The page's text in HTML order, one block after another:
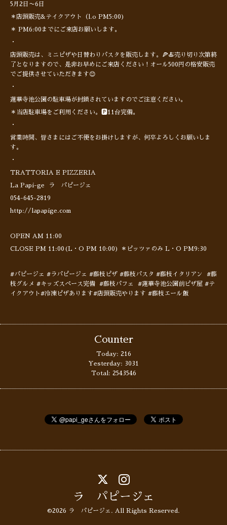
5月2日〜6日
＊店頭販売&テイクアウト（l.o PM5:00)
＊ PM6:00までにご来店お願いします。
・
店頭販売は、ミニピザや日替わりパスタを販売します。🍕🍝売り切り次第終
了となりますので、是非お早めにご来店ください！オール500円の格安販売
でご提供させていただきます😊
・
蓮華寺池公園の駐車場が封鎖されていますのでご注意ください。
＊当店駐車場をご利用ください。🅿️11台完備。
・
営業時間、皆さまにはご不便をお掛けしますが、何卒よろしくお願いしま
す。
・
TRATTORIA E PIZZERIA
La Papi-ge ラ パピージェ
054-645-2819
http://lapapige.com
OPEN AM 11:00
CLOSE PM 11:00(L・O PM 10:00) ＊ピッツァのみ L・O PM9:30
#パピージェ #ラパピージェ #藤枝ピザ #藤枝パスタ #藤枝イタリアン #藤
枝グルメ #キッズスペース完備 #藤枝パフェ #蓮華寺池公園前ピザ屋 #テ
イクアウト#冷凍ピザあります#店頭販売やります #藤枝エール飯
Counter
Today: 216
Yesterday: 3031
Total: 2543546
ラ パピージェ
©2026 ラ パピージェ . All Rights Reserved.